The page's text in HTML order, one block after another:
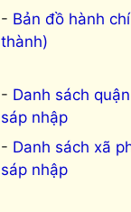
Bản đồ hành
thành)
Danh sách
sáp nhập
Danh sách xã
sáp nhập